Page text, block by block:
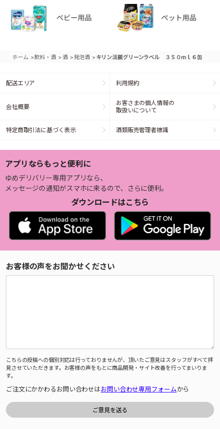
ホーム >飲料・酒 > 酒 >発泡酒 > キリン淡麗グリーンラベル ３５０ｍｌ６缶
配送エリア 利用規約
会社概要
お客さまの個人情報の
取扱いについて
特定商取引法に基づく表示 酒類販売管理者標識
アプリならもっと便利に
ゆめデリバリー専用アプリなら、
メッセージの通知がスマホに来るので、さらに便利。
ダウンロードはこちら
お客様の声をお聞かせください
こちらの投稿への個別対応は行っておりませんが、頂いたご意見はスタッフがすべて拝
見させていただきます。お客様の声をもとに商品開発・サイト改善を行ってまいりま
す。
ご注文にかかわるお問い合わせはお問い合わせ専用フォームから